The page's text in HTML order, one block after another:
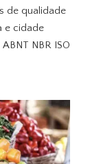
de qualidade
e cidade
NBR ISO